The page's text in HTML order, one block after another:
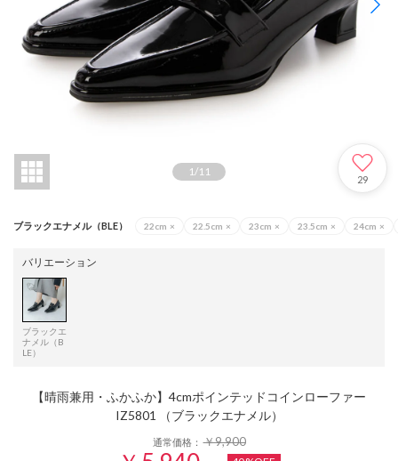
1 /11
29
ブラックエナメル（BLE） 22cm × 22.5cm × 23cm × 23.5cm × 24cm ×
バリエーション
ブラックエ
ナメル（B
LE）
【晴雨兼用・ふかふか】4cmポインテッドコインローファー
IZ5801 （ブラックエナメル）
通常価格：￥9,900